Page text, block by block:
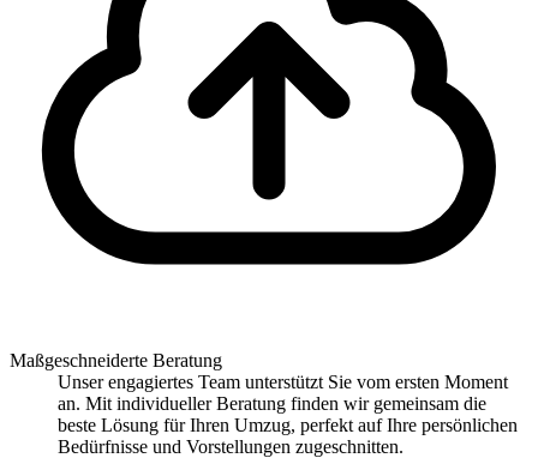
Maßgeschneiderte Beratung
Unser engagiertes Team unterstützt Sie vom ersten Moment
an. Mit individueller Beratung finden wir gemeinsam die
beste Lösung für Ihren Umzug, perfekt auf Ihre persönlichen
Bedürfnisse und Vorstellungen zugeschnitten.